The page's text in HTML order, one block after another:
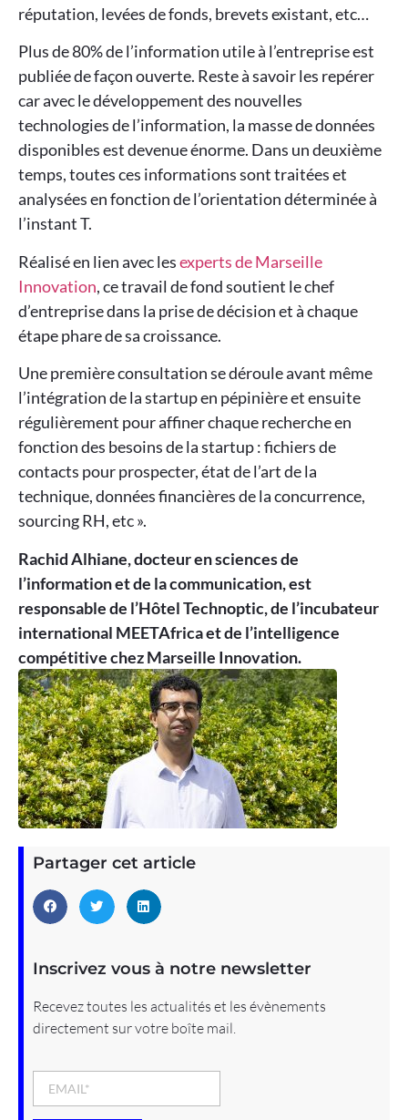
réputation, levées de fonds, brevets existant, etc…
Plus de 80% de l’information utile à l’entreprise est
publiée de façon ouverte. Reste à savoir les repérer
car avec le développement des nouvelles
technologies de l’information, la masse de données
disponibles est devenue énorme. Dans un deuxième
temps, toutes ces informations sont traitées et
analysées en fonction de l’orientation déterminée à
l’instant T.
Réalisé en lien avec lesexperts de Marseille
Innovation, ce travail de fond soutient le chef
d’entreprise dans la prise de décision et à chaque
étape phare de sa croissance.
Une première consultation se déroule avant même
l’intégration de la startup en pépinière et ensuite
régulièrement pour affiner chaque recherche en
fonction des besoins de la startup : fichiers de
contacts pour prospecter, état de l’art de la
technique, données financières de la concurrence,
sourcing RH, etc ».
Rachid Alhiane, docteur en sciences de
l’information et de la communication, est
responsable de l’Hôtel Technoptic, de l’incubateur
international MEETAfrica et de l’intelligence
compétitive chez Marseille Innovation.
Partager cet article
Inscrivez vous à notre newsletter
Recevez toutes les actualités et les évènements
directement sur votre boîte mail.